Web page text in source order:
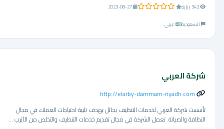
0.0 من 5 نجوم
2023-08-27
السعودية
عربي
شركة العربي
http://elarby-dammam-riyadh.com
تأسست شركة العربي لخدمات التنظيف بحائل بهدف تلبية احتياجات العملاء في مجال
النظافة والصيانة. تعمل الشركة في مجال تقديم خدمات التنظيف والتخلص من الأترب ...